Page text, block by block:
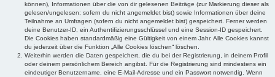
können), Informationen über die von dir gelesenen Beiträge (zur Markierung dieser als
gelesen/ungelesen; sofern du nicht angemeldet bist) sowie Informationen über deine
Teilnahme an Umfragen (sofern du nicht angemeldet bist) gespeichert. Ferner werden
deine Benutzer-ID, ein Authentifizierungsschlüssel und eine Session-ID gespeichert.
Die Cookies haben standardmäßig eine Gültigkeit von einem Jahr. Alle Cookies kannst
du jederzeit über die Funktion „Alle Cookies löschen“ löschen.
Weiterhin werden die Daten gespeichert, die du bei der Registrierung, in deinem Profil
oder deinem persönlichem Bereich angibst. Für die Registrierung sind mindestens ein
eindeutiger Benutzername, eine E-Mail-Adresse und ein Passwort notwendig. Wenn